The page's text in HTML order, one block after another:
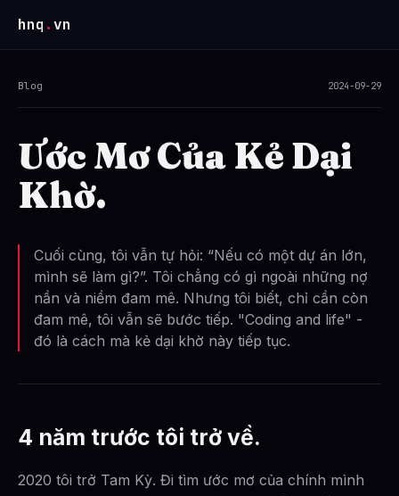
hnq .vn
Blog 2024-09-29
Ước Mơ Của Kẻ Dại
Khờ.
Cuối cùng, tôi vẫn tự hỏi: “Nếu có một dự án lớn,
mình sẽ làm gì?”. Tôi chẳng có gì ngoài những nợ
nần và niềm đam mê. Nhưng tôi biết, chỉ cần còn
đam mê, tôi vẫn sẽ bước tiếp. "Coding and life" -
đó là cách mà kẻ dại khờ này tiếp tục.
4 năm trước tôi trở về.
2020 tôi trở Tam Kỳ. Đi tìm ước mơ của chính mình